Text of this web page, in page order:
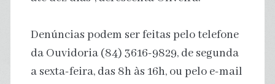
Denúncias podem ser feitas pelo telefone
da Ouvidoria (84) 3616-9829, de segunda
a sexta-feira, das 8h às 16h, ou pelo e-mail